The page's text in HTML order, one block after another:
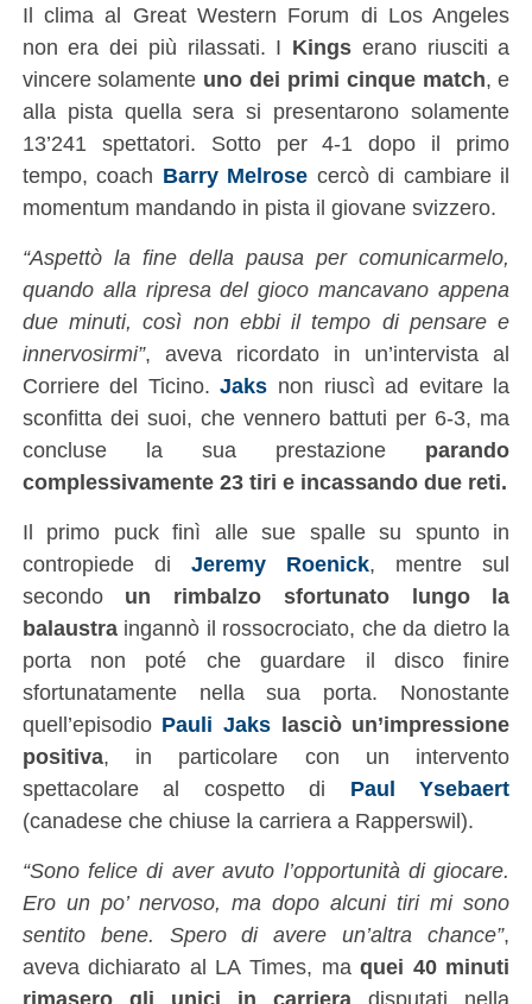
Il clima al Great Western Forum di Los Angeles
non era dei più rilassati. I Kings erano riusciti a
vincere solamente uno dei primi cinque match, e
alla pista quella sera si presentarono solamente
13’241 spettatori. Sotto per 4-1 dopo il primo
tempo, coach Barry Melrose cercò di cambiare il
momentum mandando in pista il giovane svizzero.
“Aspettò la fine della pausa per comunicarmelo,
quando alla ripresa del gioco mancavano appena
due minuti, così non ebbi il tempo di pensare e
innervosirmi”, aveva ricordato in un’intervista al
Corriere del Ticino.Jaks non riuscì ad evitare la
sconfitta dei suoi, che vennero battuti per 6-3, ma
concluse la sua prestazione parando
complessivamente 23 tiri e incassando due reti.
Il primo puck finì alle sue spalle su spunto in
contropiede di Jeremy Roenick, mentre sul
secondo un rimbalzo sfortunato lungo la
balaustraingannò il rossocrociato, che da dietro la
porta non poté che guardare il disco finire
sfortunatamente nella sua porta. Nonostante
quell’episodio Pauli Jaks lasciò un’impressione
positiva, in particolare con un intervento
spettacolare al cospetto di Paul Ysebaert
(canadese che chiuse la carriera a Rapperswil).
“Sono felice di aver avuto l’opportunità di giocare.
Ero un po’ nervoso, ma dopo alcuni tiri mi sono
sentito bene. Spero di avere un’altra chance”,
aveva dichiarato al LA Times, maquei 40 minuti
rimasero gli unici in carriera disputati nella